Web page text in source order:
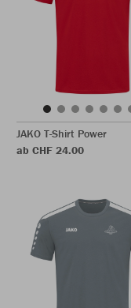
JAKO T-Shirt Power
ab CHF 24.00